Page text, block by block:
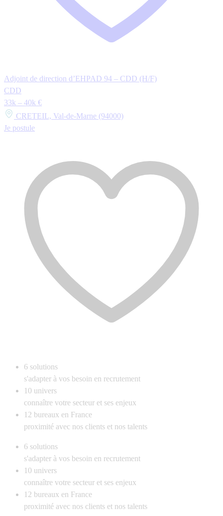
Adjoint de direction d’EHPAD 94 – CDD (H/F)
CDD
33k – 40k €
CRETEIL, Val-de-Marne (94000)
Je postule
6 solutions
s'adapter à vos besoin en recrutement
10 univers
connaître votre secteur et ses enjeux
12 bureaux en France
proximité avec nos clients et nos talents
6 solutions
s'adapter à vos besoin en recrutement
10 univers
connaître votre secteur et ses enjeux
12 bureaux en France
proximité avec nos clients et nos talents